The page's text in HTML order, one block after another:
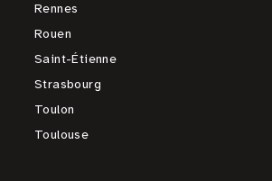
Rennes
Rouen
Saint-Étienne
Strasbourg
Toulon
Toulouse